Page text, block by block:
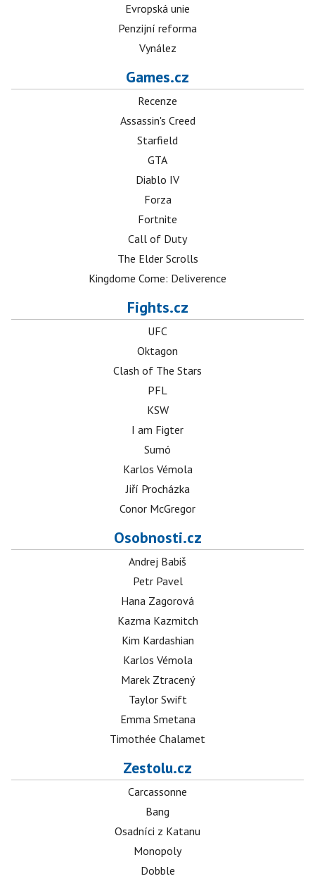
Evropská unie
Penzijní reforma
Vynález
Games.cz
Recenze
Assassin's Creed
Starfield
GTA
Diablo IV
Forza
Fortnite
Call of Duty
The Elder Scrolls
Kingdome Come: Deliverence
Fights.cz
UFC
Oktagon
Clash of The Stars
PFL
KSW
I am Figter
Sumó
Karlos Vémola
Jiří Procházka
Conor McGregor
Osobnosti.cz
Andrej Babiš
Petr Pavel
Hana Zagorová
Kazma Kazmitch
Kim Kardashian
Karlos Vémola
Marek Ztracený
Taylor Swift
Emma Smetana
Timothée Chalamet
Zestolu.cz
Carcassonne
Bang
Osadníci z Katanu
Monopoly
Dobble